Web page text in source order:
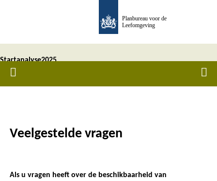
inhoud
gaan
Planbureau voor de
Leefomgeving
Startanalyse
aardgasvrije
2025
Home
Kruimelpad
Veelgestelde vragen
Als u vragen heeft over de beschikbaarheid van